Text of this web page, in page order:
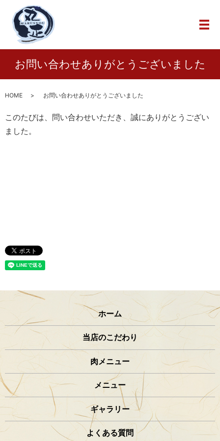
メ
お問い合わせありがとうございました
HOME お問い合わせありがとうございました
このたびは、問い合わせいただき、誠にありがとうござい
ました。
ホーム
当店のこだわり
肉メニュー
メニュー
ギャラリー
よくある質問